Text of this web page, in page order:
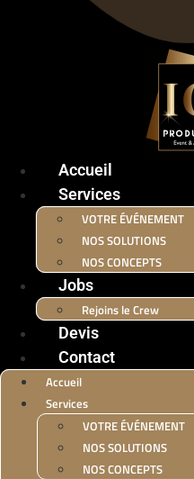
Accueil
Services
VOTRE ÉVÉNEMENT
NOS SOLUTIONS
NOS CONCEPTS
Jobs
Rejoins le Crew
Devis
Contact
Accueil
Services
VOTRE ÉVÉNEMENT
NOS SOLUTIONS
NOS CONCEPTS